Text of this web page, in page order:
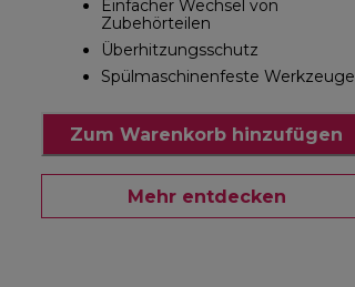
Einfacher Wechsel von
Zubehörteilen
Überhitzungsschutz
Spülmaschinenfeste Werkzeuge
Zum Warenkorb hinzufügen
Mehr entdecken